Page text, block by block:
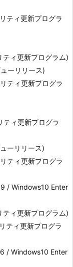
ティ更新プログラ
ィ更新プログラム)
ーリリース)
ティ更新プログラ
ィ更新プログラ
ーリリース)
ティ更新プログラ
/ Windows10 Enter
ィ更新プログラム)
ティ更新プログラ
/ Windows10 Enter